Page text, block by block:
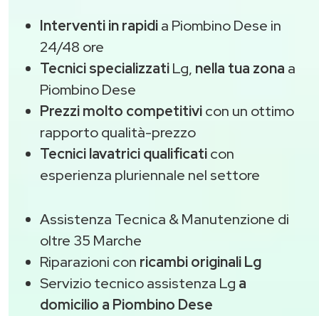
Interventi in rapidia Piombino Dese in
24/48 ore
Tecnici specializzatiLg, nella tua zona a
Piombino Dese
Prezzi molto competitivicon un ottimo
rapporto qualità-prezzo
Tecnici lavatrici qualificaticon
esperienza pluriennale nel settore
Assistenza Tecnica & Manutenzione di
oltre 35 Marche
Riparazioni con ricambi originali Lg
Servizio tecnico assistenza Lg a
domicilio a Piombino Dese